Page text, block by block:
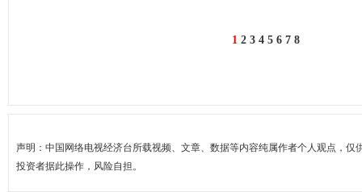
1 2 3 4 5 6 7 8
声明：中国网络电视经济台所载视频、文章、数据等内容纯属作者个人观点，仅
投资者据此操作，风险自担。